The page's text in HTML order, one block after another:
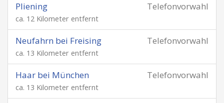
Telefonvorwahl
Pliening
ca. 12 Kilometer entfernt
Telefonvorwahl
Neufahrn bei Freising
ca. 13 Kilometer entfernt
Telefonvorwahl
Haar bei München
ca. 13 Kilometer entfernt